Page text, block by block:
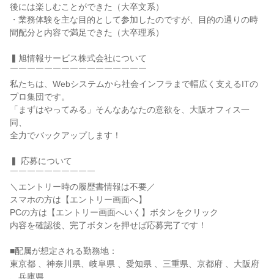
後には楽しむことができた（大卒文系）
・業務体験を主な目的として参加したのですが、目的の通りの時
間配分と内容で満足できた（大卒理系）
▍旭情報サービス株式会社について
￣￣￣￣￣￣￣￣￣￣￣￣￣￣￣￣
私たちは、Webシステムから社会インフラまで幅広く支えるITの
プロ集団です。
「まずはやってみる」そんなあなたの意欲を、大阪オフィス一
同、
全力でバックアップします！
▍ 応募について
￣￣￣￣￣￣￣￣￣￣
＼エントリー時の履歴書情報は不要／
スマホの方は【エントリー画面へ】
PCの方は【エントリー画面へいく】ボタンをクリック
内容を確認後、完了ボタンを押せば応募完了です！
■配属が想定される勤務地：
東京都 、神奈川県、岐阜県 、愛知県 、三重県、京都府 、大阪府
、兵庫県